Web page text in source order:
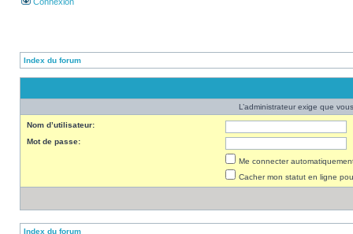
Index du forum
L’administrateur exige que
Nom d’utilisateur:
Mot de passe:
Me connecter
Cacher mon statut en ligne
Index du forum